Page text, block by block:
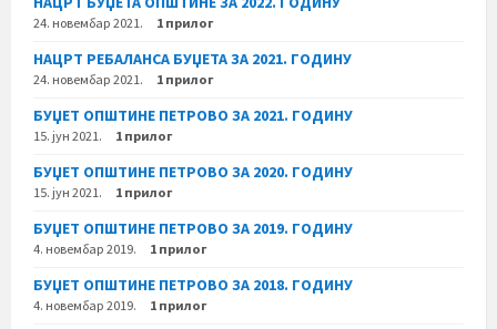
24. новембар 2021. 1 прилог
НАЦРТ РЕБАЛАНСА БУЏЕТА ЗА 2021. ГОДИНУ
24. новембар 2021. 1 прилог
БУЏЕТ ОПШТИНЕ ПЕТРОВО ЗА 2021. ГОДИНУ
15. јун 2021. 1 прилог
БУЏЕТ ОПШТИНЕ ПЕТРОВО ЗА 2020. ГОДИНУ
15. јун 2021. 1 прилог
БУЏЕТ ОПШТИНЕ ПЕТРОВО ЗА 2019. ГОДИНУ
4. новембар 2019. 1 прилог
БУЏЕТ ОПШТИНЕ ПЕТРОВО ЗА 2018. ГОДИНУ
4. новембар 2019. 1 прилог